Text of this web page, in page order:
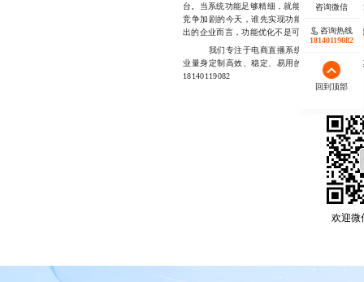
台。当系统功能足够精细，就能将原本模糊的“
竞争加剧的今天，谁先实现功能上的差异化突
出的企业而言，功能优化不是可选项，而是必选
我们专注于电商直播系统的功能优化服务
业量身定制高效、稳定、易用的解决方案，助
18140119082
欢迎微
咨询热线
18140119082
回到顶部